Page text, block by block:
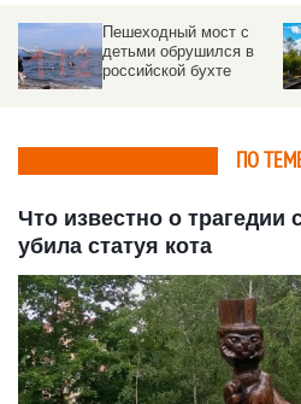
Катер врезался в
надувной матрас с
детьми
ПО
Что известно о трагедии
убила статуя кота